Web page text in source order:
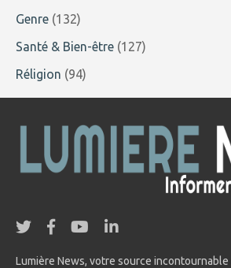
Genre (132)
Santé & Bien-être (127)
Réligion (94)
Lumière News, votre source incontournable